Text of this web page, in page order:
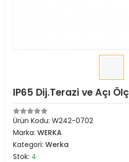
IP65 Dij.Terazi ve Açı
Ürün Kodu: W242-0702
Marka: WERKA
Kategori: Werka
Stok: 4